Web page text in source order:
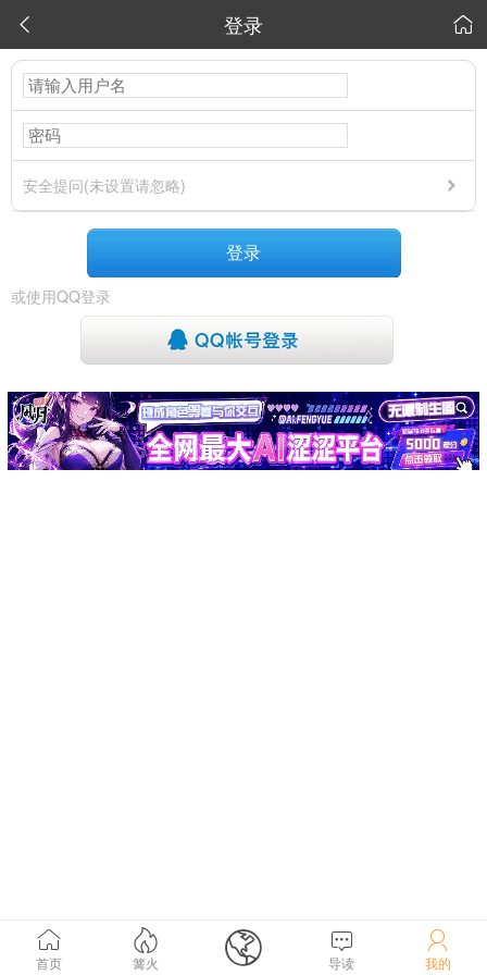
 登录 
安全提问(未设置请忽略)
登录
或使用QQ登录

首页

篝火  
导读

我的